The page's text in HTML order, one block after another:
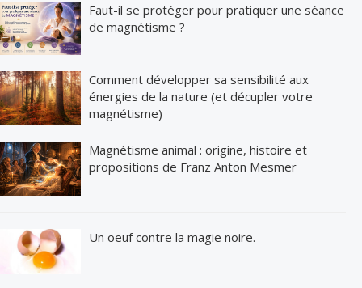
Faut-il se protéger pour pratiquer une séance
de magnétisme ?
Comment développer sa sensibilité aux
énergies de la nature (et décupler votre
magnétisme)
Magnétisme animal : origine, histoire et
propositions de Franz Anton Mesmer
Un oeuf contre la magie noire.